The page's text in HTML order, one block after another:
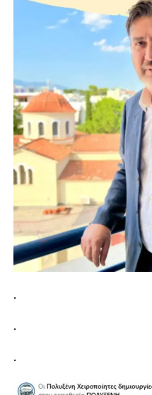
.
.
.